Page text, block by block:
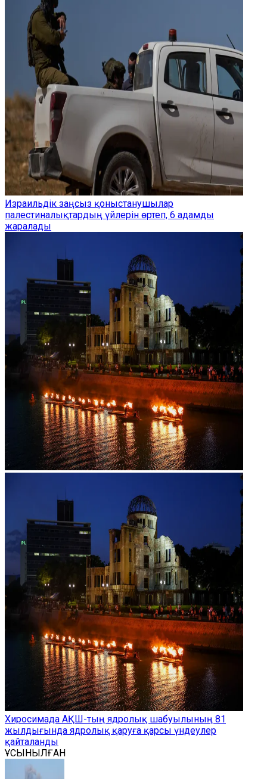
Израильдік заңсыз қоныстанушылар
палестиналықтардың үйлерін өртеп, 6 адамды
жаралады
Хиросимада АҚШ-тың ядролық шабуылының 81
жылдығында ядролық қаруға қарсы үндеулер
қайталанды
ҰСЫНЫЛҒАН